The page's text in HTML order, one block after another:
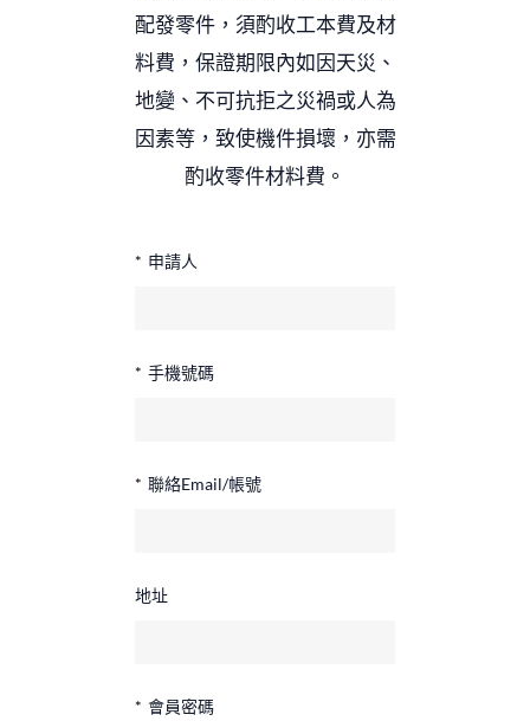
配發零件，須酌收工本費及材
料費，保證期限內如因天災、
地變、不可抗拒之災禍或人為
因素等，致使機件損壞，亦需
酌收零件材料費。
* 申請人
* 手機號碼
* 聯絡Email/帳號
地址
* 會員密碼